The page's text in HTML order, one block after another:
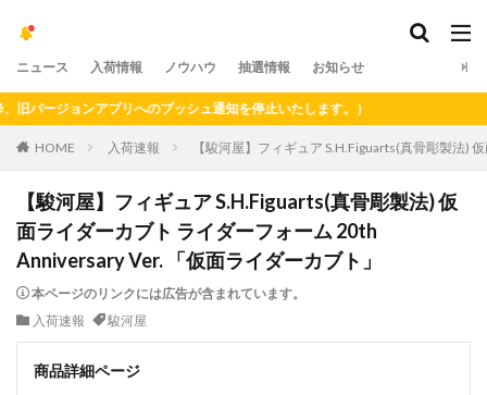
ニュース 入荷情報 ノウハウ 抽選情報 お知らせ
ジョンアプリへのプッシュ通知を停止いたします。）
HOME 入荷速報 【駿河屋】フィギュア S.H.Figuarts(真骨彫製法)
【駿河屋】フィギュア S.H.Figuarts(真骨彫製法) 仮
面ライダーカブト ライダーフォーム 20th
Anniversary Ver. 「仮面ライダーカブト」
本ページのリンクには広告が含まれています。
入荷速報
駿河屋
商品詳細ページ